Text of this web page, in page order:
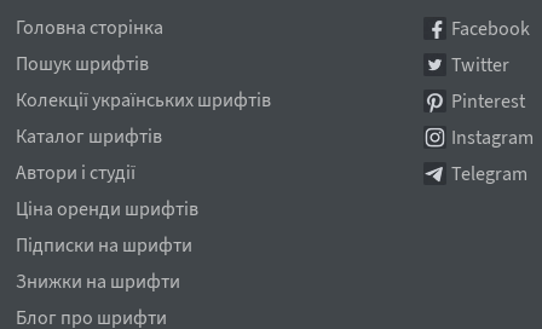
Головна сторінка
Пошук шрифтів
Колекції українських шрифтів
Каталог шрифтів
Автори і студії
Ціна оренди шрифтів
Підписки на шрифти
Знижки на шрифти
Блог про шрифти
Facebook
Twitter
Pinterest
Instagram
Telegram